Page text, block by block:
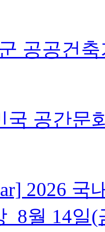
공공건
국 공간문
2026 국
_8월 14일(